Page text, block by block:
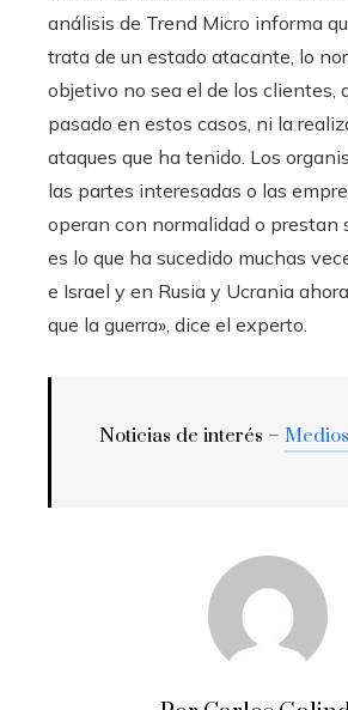
análisis de Trend Micro informa
trata de un estado atacante, lo
objetivo no sea el de los clientes,
pasado en estos casos, ni la
ataques que ha tenido. Los
las partes interesadas o las
operan con normalidad o prestan
es lo que ha sucedido muchas
e Israel y en Rusia y Ucrania
que la guerra», dice el experto.
Noticias de interés –